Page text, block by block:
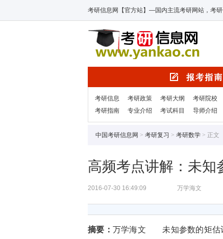
考研信息网【官方站】—国内主流考研网站，考研
考研信息 考研政策 考研大纲 考研院校
考研指南
专业介绍 考试科目 导师介绍
中国考研信息网 > 考研复习 > 考研数学 > 正文
高频考点讲解：未知
2016-07-30 16:49:09 万学海文
摘要： 万学海文 未知参数的矩估